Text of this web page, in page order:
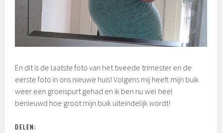
En dit is de laatste foto van het tweede trimester en de
eerste foto in ons nieuwe huis! Volgens mij heeft mijn buik
weer een groeispurt gehad en ik ben nu wel heel
benieuwd hoe groot mijn buik uiteindelijk wordt!
DELEN: